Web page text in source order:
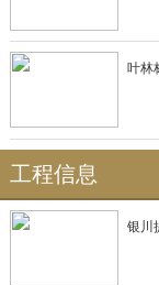
叶林
工程信息
银川